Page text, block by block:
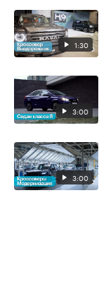
1:30
3:00
3:00